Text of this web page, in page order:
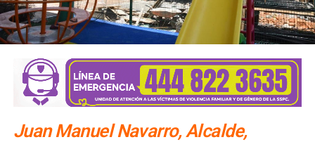
Juan Manuel Navarro, Alcalde,